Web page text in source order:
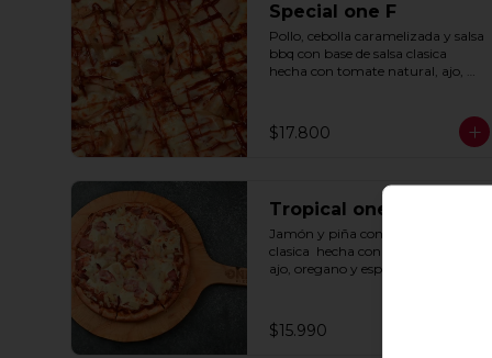
Special one F
Pollo, cebolla caramelizada y salsa
bbq con base de salsa clasica
hecha con tomate natural, ajo,
$17.800
Tropical one F
Jamón y piña con base de salsa
clasica  hecha con tomate natural,
ajo, oregano y especias.
$15.990